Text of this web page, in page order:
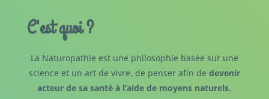
C'est quoi ?
La Naturopathie est une philosophie basée sur une
science et un art de vivre, de penser afin de devenir
acteur de sa santé à l’aide de moyens naturels.